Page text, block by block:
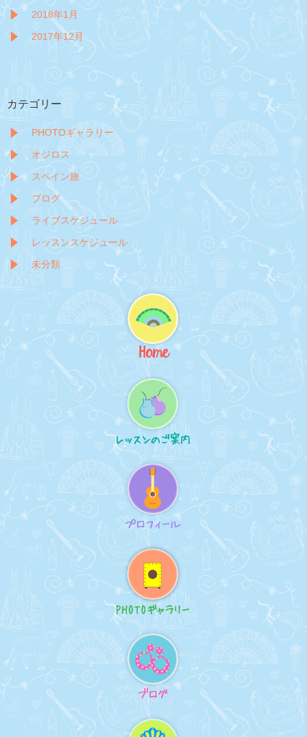
2018年1月
2017年12月
カテゴリー
PHOTOギャラリー
オジロス
スペイン旅
ブログ
ライブスケジュール
レッスンスケジュール
未分類